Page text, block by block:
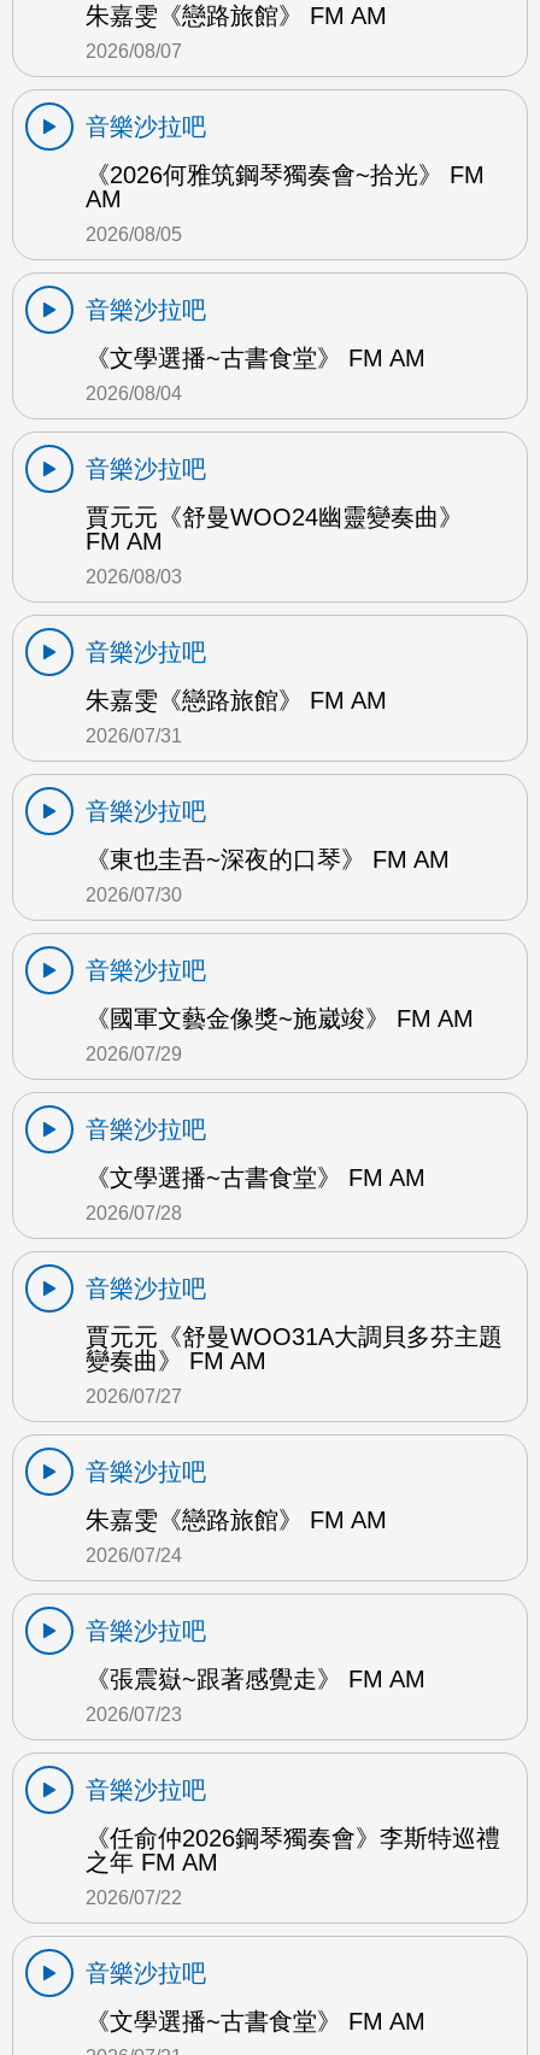
朱嘉雯《戀路旅館》 FM AM
2026/08/07
音樂沙拉吧
《2026何雅筑鋼琴獨奏會~拾光》 FM
AM
2026/08/05
音樂沙拉吧
《文學選播~古書食堂》 FM AM
2026/08/04
音樂沙拉吧
賈元元《舒曼WOO24幽靈變奏曲》
FM AM
2026/08/03
音樂沙拉吧
朱嘉雯《戀路旅館》 FM AM
2026/07/31
音樂沙拉吧
《東也圭吾~深夜的口琴》 FM AM
2026/07/30
音樂沙拉吧
《國軍文藝金像獎~施崴竣》 FM AM
2026/07/29
音樂沙拉吧
《文學選播~古書食堂》 FM AM
2026/07/28
音樂沙拉吧
賈元元《舒曼WOO31A大調貝多芬主題
變奏曲》 FM AM
2026/07/27
音樂沙拉吧
朱嘉雯《戀路旅館》 FM AM
2026/07/24
音樂沙拉吧
《張震嶽~跟著感覺走》 FM AM
2026/07/23
音樂沙拉吧
《任俞仲2026鋼琴獨奏會》李斯特巡禮
之年 FM AM
2026/07/22
音樂沙拉吧
《文學選播~古書食堂》 FM AM